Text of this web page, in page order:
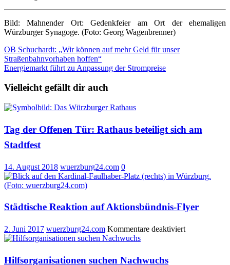
Bild: Mahnender Ort: Gedenkfeier am Ort der ehemaligen
Würzburger Synagoge. (Foto: Georg Wagenbrenner)
Beitragsnavigation
OB Schuchardt: „Wir können auf mehr Geld für unser
Straßenbahnvorhaben hoffen“
Energiemarkt führt zu Anpassung der Strompreise
Vielleicht gefällt dir auch
Tag der Offenen Tür: Rathaus beteiligt sich am
Stadtfest
14. August 2018 wuerzburg24.com 0
Städtische Reaktion auf Aktionsbündnis-Flyer
2. Juni 2017 wuerzburg24.com Kommentare deaktiviertfür
Hilfsorganisationen suchen Nachwuchs